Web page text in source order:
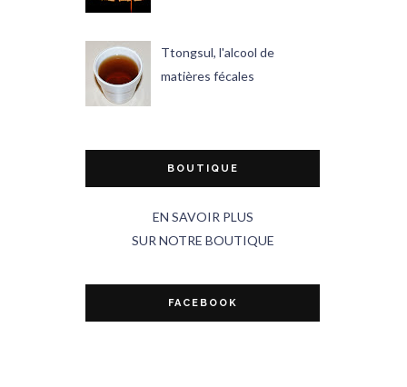
Ttongsul, l'alcool de
matières fécales
BOUTIQUE
EN SAVOIR PLUS
SUR NOTRE BOUTIQUE
FACEBOOK